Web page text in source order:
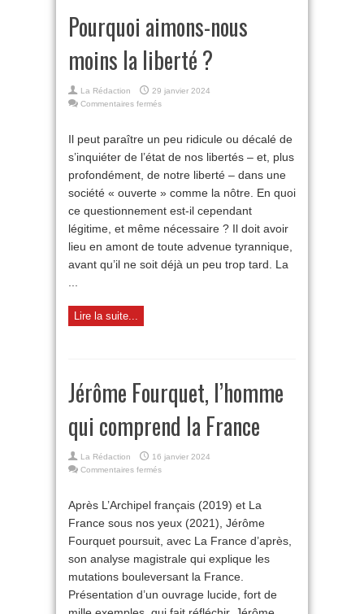
Pourquoi aimons-nous
moins la liberté ?
La Rédaction
29 janvier 2024
Commentaires fermés
nous
moins
liberté ?
Il peut paraître un peu ridicule ou décalé de
s’inquiéter de l’état de nos libertés – et, plus
profondément, de notre liberté – dans une
société « ouverte » comme la nôtre. En quoi
ce questionnement est-il cependant
légitime, et même nécessaire ? Il doit avoir
lieu en amont de toute advenue tyrannique,
avant qu’il ne soit déjà un peu trop tard. La
Lire la suite...
Jérôme Fourquet, l’homme
qui comprend la France
La Rédaction
16 janvier 2024
Commentaires fermés
l’homme
qui
la
France
Après L’Archipel français (2019) et La
France sous nos yeux (2021), Jérôme
Fourquet poursuit, avec La France d’après,
son analyse magistrale qui explique les
mutations bouleversant la France.
Présentation d’un ouvrage lucide, fort de